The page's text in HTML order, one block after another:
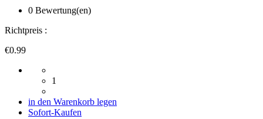
0 Bewertung(en)
Richtpreis :
€0.99
1
in den Warenkorb legen
Sofort-Kaufen